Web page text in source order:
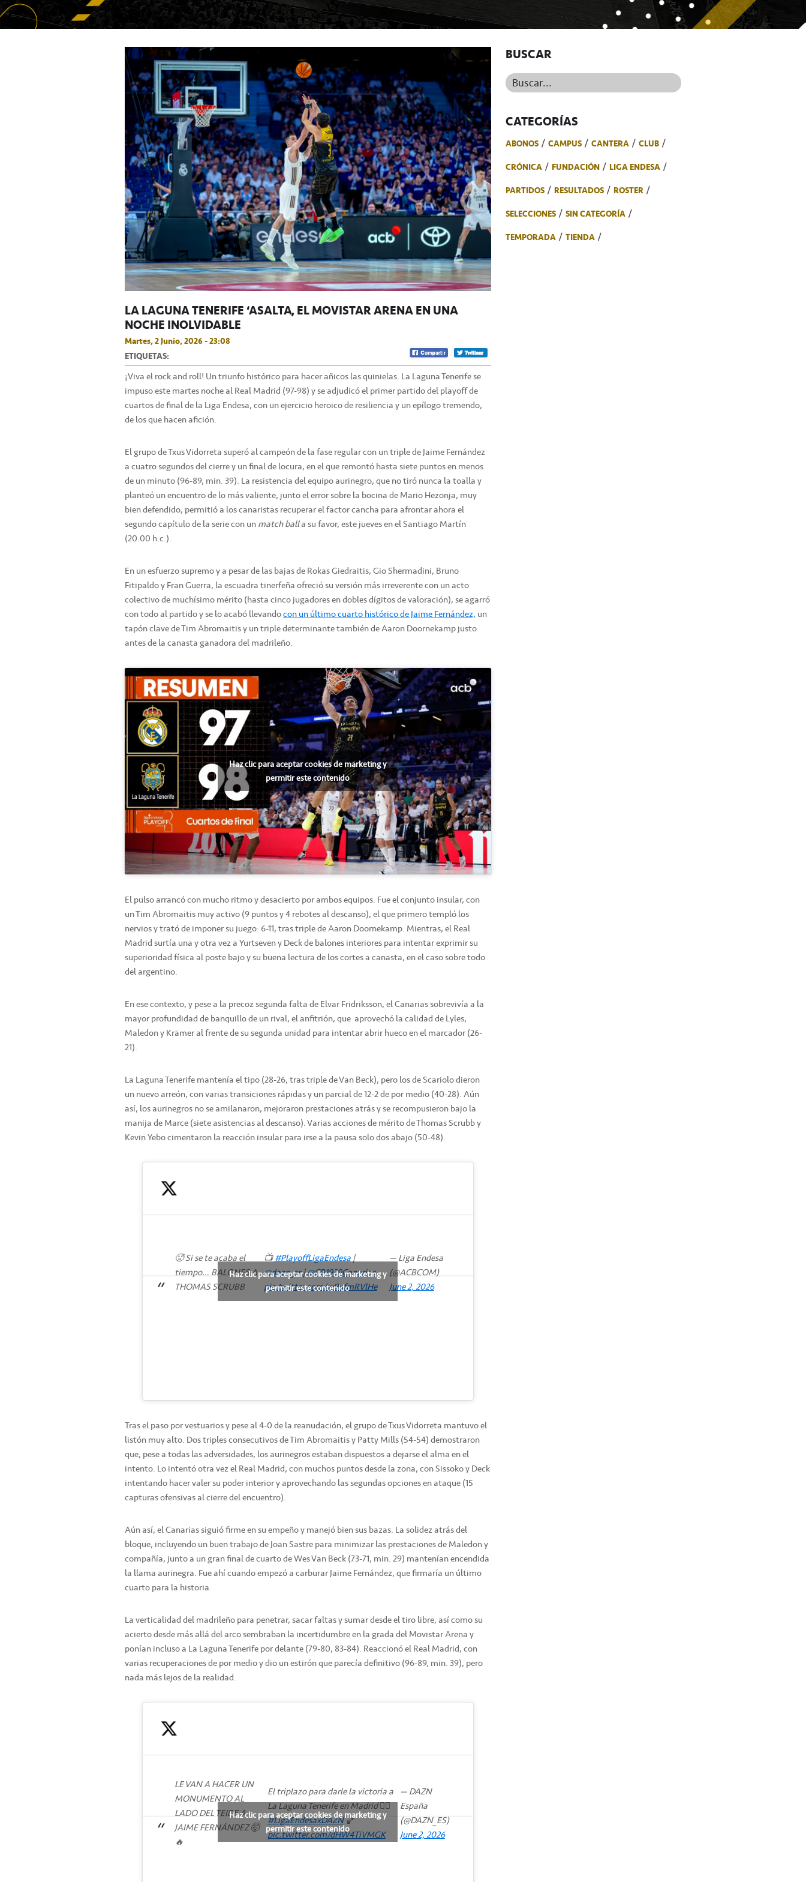
LA LAGUNA TENERIFE ‘ASALTA’ EL MOVISTAR ARENA EN UNA
NOCHE INOLVIDABLE
Martes, 2 Junio, 2026 - 23:08
ETIQUETAS:
¡Viva el rock and roll! Un triunfo histórico para hacer añicos las quinielas. La Laguna Tenerife se
impuso este martes noche al Real Madrid (97-98) y se adjudicó el primer partido del playoff de
cuartos de final de la Liga Endesa, con un ejercicio heroico de resiliencia y un epílogo tremendo,
de los que hacen afición.
El grupo de Txus Vidorreta superó al campeón de la fase regular con un triple de Jaime Fernández
a cuatro segundos del cierre y un final de locura, en el que remontó hasta siete puntos en menos
de un minuto (96-89, min. 39). La resistencia del equipo aurinegro, que no tiró nunca la toalla y
planteó un encuentro de lo más valiente, junto el error sobre la bocina de Mario Hezonja, muy
bien defendido, permitió a los canaristas recuperar el factor cancha para afrontar ahora el
segundo capítulo de la serie con unmatch balla su favor, este jueves en el Santiago Martín
(20.00 h.c.).
En un esfuerzo supremo y a pesar de las bajas de Rokas Giedraitis, Gio Shermadini, Bruno
Fitipaldo y Fran Guerra, la escuadra tinerfeña ofreció su versión más irreverente con un acto
colectivo de muchísimo mérito (hasta cinco jugadores en dobles dígitos de valoración), se agarró
con todo al partido y se lo acabó llevandocon un último cuarto histórico de Jaime Fernández, un
tapón clave de Tim Abromaitis y un triple determinante también de Aaron Doornekamp justo
antes de la canasta ganadora del madrileño.
Haz clic para aceptar cookies de marketing y
permitir este contenido
El pulso arrancó con mucho ritmo y desacierto por ambos equipos. Fue el conjunto insular, con
un Tim Abromaitis muy activo (9 puntos y 4 rebotes al descanso), el que primero templó los
nervios y trató de imponer su juego: 6-11, tras triple de Aaron Doornekamp. Mientras, el Real
Madrid surtía una y otra vez a Yurtseven y Deck de balones interiores para intentar exprimir su
superioridad física al poste bajo y su buena lectura de los cortes a canasta, en el caso sobre todo
del argentino.
En ese contexto, y pese a la precoz segunda falta de Elvar Fridriksson, el Canarias sobrevivía a la
mayor profundidad de banquillo de un rival, el anfitrión, que aprovechó la calidad de Lyles,
Maledon y Krämer al frente de su segunda unidad para intentar abrir hueco en el marcador (26-
21).
La Laguna Tenerife mantenía el tipo (28-26, tras triple de Van Beck), pero los de Scariolo dieron
un nuevo arreón, con varias transiciones rápidas y un parcial de 12-2 de por medio (40-28). Aún
así, los aurinegros no se amilanaron, mejoraron prestaciones atrás y se recompusieron bajo la
manija de Marce (siete asistencias al descanso). Varias acciones de mérito de Thomas Scrubb y
Kevin Yebo cimentaron la reacción insular para irse a la pausa solo dos abajo (50-48).
🥵 Si se te acaba el
tiempo… BALONES A
THOMAS SCRUBB
📺#PlayoffLigaEndesa|
@dazn_es|@CB1939Canarias
pic.twitter.com/w9ufmRVlHe
— Liga Endesa
(@ACBCOM)
June 2, 2026
Haz clic para aceptar cookies de marketing y
permitir este contenido
Tras el paso por vestuarios y pese al 4-0 de la reanudación, el grupo de Txus Vidorreta mantuvo el
listón muy alto. Dos triples consecutivos de Tim Abromaitis y Patty Mills (54-54) demostraron
que, pese a todas las adversidades, los aurinegros estaban dispuestos a dejarse el alma en el
intento. Lo intentó otra vez el Real Madrid, con muchos puntos desde la zona, con Sissoko y Deck
intentando hacer valer su poder interior y aprovechando las segundas opciones en ataque (15
capturas ofensivas al cierre del encuentro).
Aún así, el Canarias siguió firme en su empeño y manejó bien sus bazas. La solidez atrás del
bloque, incluyendo un buen trabajo de Joan Sastre para minimizar las prestaciones de Maledon y
compañía, junto a un gran final de cuarto de Wes Van Beck (73-71, min. 29) mantenían encendida
la llama aurinegra. Fue ahí cuando empezó a carburar Jaime Fernández, que firmaría un último
cuarto para la historia.
La verticalidad del madrileño para penetrar, sacar faltas y sumar desde el tiro libre, así como su
acierto desde más allá del arco sembraban la incertidumbre en la grada del Movistar Arena y
ponían incluso a La Laguna Tenerife por delante (79-80, 83-84). Reaccionó el Real Madrid, con
varias recuperaciones de por medio y dio un estirón que parecía definitivo (96-89, min. 39), pero
nada más lejos de la realidad.
LE VAN A HACER UN
MONUMENTO AL
LADO DEL TEIDE A
JAIME FERNÁNDEZ 🤯
🔥
El triplazo para darle la victoria a
La Laguna Tenerife en Madrid 😮‍💨
#LigaEndesaxDAZN🏀
pic.twitter.com/dHW4TiVMGK
— DAZN
España
(@DAZN_ES)
June 2, 2026
Haz clic para aceptar cookies de marketing y
permitir este contenido
BUSCAR
Buscar...
CATEGORÍAS
ABONOS CAMPUS CANTERA
CLUB
CRÓNICA
FUNDACIÓN
LIGA ENDESA
PARTIDOS
RESULTADOS
ROSTER
SELECCIONES
SIN CATEGORÍA
TEMPORADA
TIENDA